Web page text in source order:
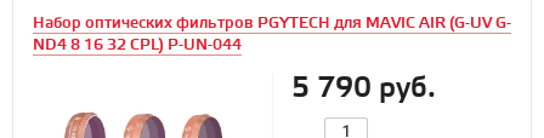
Набор оптических фильтров PGYTECH для MAVIC AIR (G-UV G-
ND4 8 16 32 CPL) P-UN-044
5 790 руб.